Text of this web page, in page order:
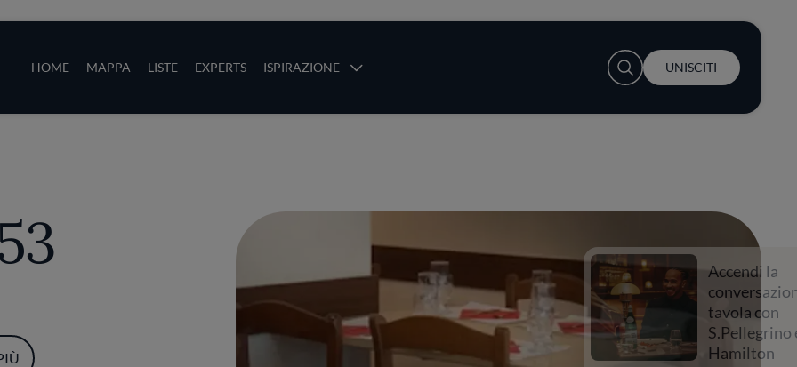
HOME MAPPA LISTE EXPERTS ISPIRAZIONE
User account menu
UNISCITI
Accendi la
conversazione a
tavola con
S.Pellegrino e Lewis
Hamilton